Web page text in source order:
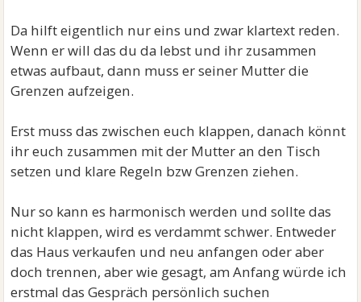
Da hilft eigentlich nur eins und zwar klartext reden.
Wenn er will das du da lebst und ihr zusammen
etwas aufbaut, dann muss er seiner Mutter die
Grenzen aufzeigen.
Erst muss das zwischen euch klappen, danach könnt
ihr euch zusammen mit der Mutter an den Tisch
setzen und klare Regeln bzw Grenzen ziehen.
Nur so kann es harmonisch werden und sollte das
nicht klappen, wird es verdammt schwer. Entweder
das Haus verkaufen und neu anfangen oder aber
doch trennen, aber wie gesagt, am Anfang würde ich
erstmal das Gespräch persönlich suchen